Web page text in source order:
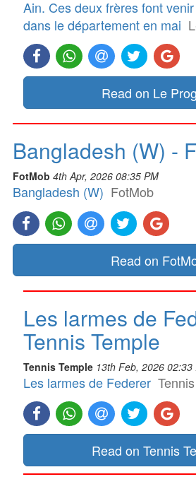
Ain. Ces deux frères font
dans le département en mai
Read on Le
Bangladesh (W) -
FotMob 4th Apr, 2026 08:35 PM
Bangladesh (W) FotMob
Read on
Les larmes de
Tennis Temple
Tennis Temple 13th Feb, 2026 02:33
Les larmes de Federer
Read on Tennis